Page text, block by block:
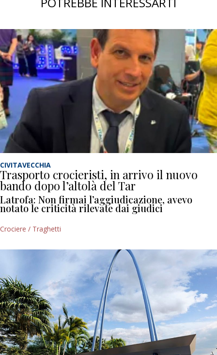
CIVITAVECCHIA
Trasporto crocieristi, in arrivo il nuovo
bando dopo l’altolà del Tar
Latrofa: Non firmai l’aggiudicazione, avevo
notato le criticità rilevate dai giudici
Crociere / Traghetti